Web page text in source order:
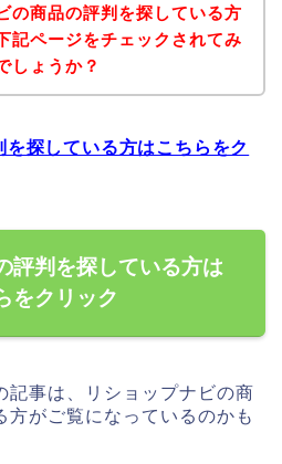
の商品の評判を探している方
記ページをチェックされてみ
しょうか？
を探している方はこちらをク
評判を探している方は
をクリック
記事は、リショップナビの商
方がご覧になっているのかも